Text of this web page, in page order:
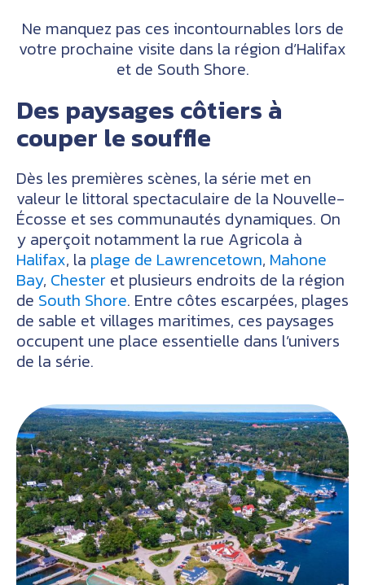
Ne manquez pas ces incontournables lors de
votre prochaine visite dans la région d’Halifax
et de South Shore.
Des paysages côtiers à
couper le souffle
Dès les premières scènes, la série met en
valeur le littoral spectaculaire de la Nouvelle-
Écosse et ses communautés dynamiques. On
y aperçoit notamment la rue Agricola à
Halifax, la plage de Lawrencetown, Mahone
Bay, Chester et plusieurs endroits de la région
de South Shore. Entre côtes escarpées, plages
de sable et villages maritimes, ces paysages
occupent une place essentielle dans l’univers
de la série.